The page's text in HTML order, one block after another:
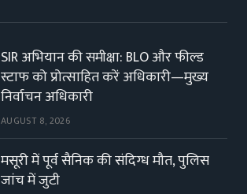
SIR अभियान की समीक्षा: BLO और फील्ड
स्टाफ को प्रोत्साहित करें अधिकारी—मुख्य
निर्वाचन अधिकारी
AUGUST 8, 2026
मसूरी में पूर्व सैनिक की संदिग्ध मौत, पुलिस
जांच में जुटी